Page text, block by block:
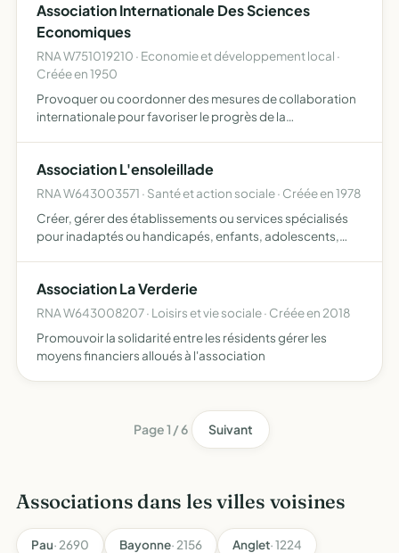
Association Internationale Des Sciences
Economiques
RNA W751019210 · Economie et développement local ·
Créée en 1950
Provoquer ou coordonner des mesures de collaboration
internationale pour favoriser le progrès de la
de pays différents e…
Association L'ensoleillade
RNA W643003571 · Santé et action sociale · Créée en 1978
Créer, gérer des établissements ou services spécialisés
pour inadaptés ou handicapés, enfants, adolescents,
Association La Verderie
RNA W643008207 · Loisirs et vie sociale · Créée en 2018
Promouvoir la solidarité entre les résidents gérer les
moyens financiers alloués à l'association
Page 1 / 6 Suivant
Associations dans les villes voisines
Pau· 2690 Bayonne· 2156 Anglet· 1224